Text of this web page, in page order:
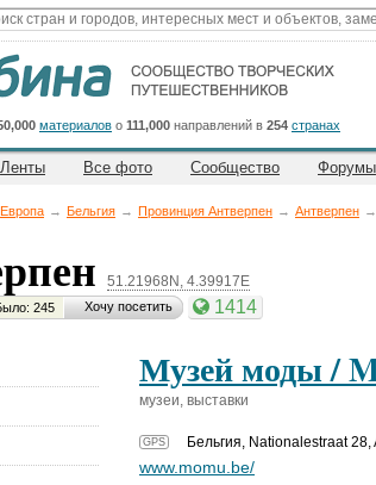
материалов о 111,000 направлений в 254 странах
Ленты Все фото Сообщество Форумы
Европа → Бельгия → Провинция Антверпен → Антверпен →
51.21968N, 4.39917E
245 Хочу посетить 1414
Музей моды /
музеи, выставки
GPS Бельгия, Nationalestraat 28,
www.momu.be/